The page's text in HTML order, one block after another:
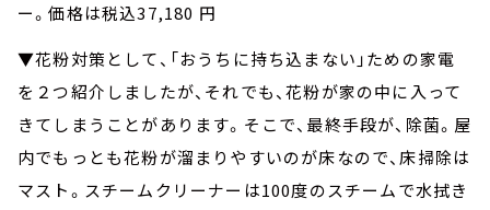
ー。価格は税込37,180 円
▼花粉対策として、「おうちに持ち込まない」ための家電
を２つ紹介しましたが、それでも、花粉が家の中に入って
きてしまうことがあります。そこで、最終手段が、除菌。屋
内でもっとも花粉が溜まりやすいのが床なので、床掃除は
マスト。スチームクリーナーは100度のスチームで水拭き